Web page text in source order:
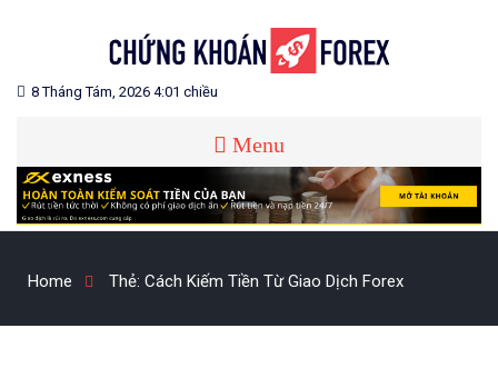
CHỨNG KHOÁN FOREX
Blog chia sẻ về Chứng Khoán và Forex
8 Tháng Tám, 2026 4:01 chiều
Menu
Home Thẻ: Cách Kiếm Tiền Từ Giao Dịch Forex